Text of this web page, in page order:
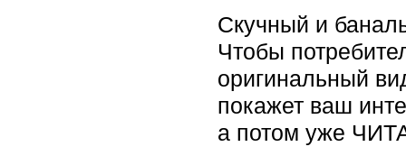
Скучный и
Чтобы
оригинальный
покажет ваш
а потом уже